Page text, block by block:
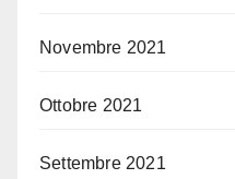
Novembre 2021
Ottobre 2021
Settembre 2021